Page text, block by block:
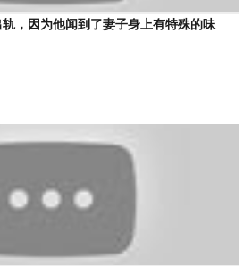
轨，因为他闻到了妻子身上有特殊的味